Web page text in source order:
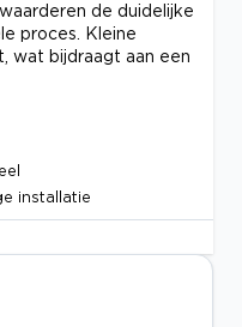
de duidelijke
proces. Kleine
wat bijdraagt aan een
installatie